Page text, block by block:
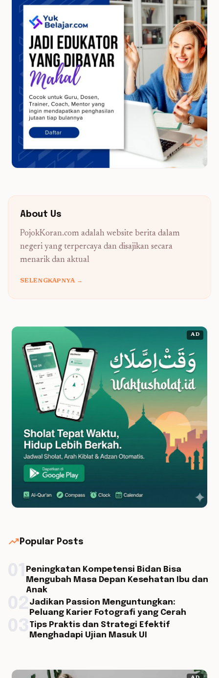
About Us
PojokKoran.com adalah website berita dalam
negeri yang terpercaya dan disajikan secara
menarik dan aktual
SELENGKAPNYA →
AD
trending_up Popular Posts
Peningkatan Kompetensi Bidan Bisa
Mengubah Masa Depan Kesehatan Ibu dan
Anak
Jadikan Passion Menguntungkan:
Peluang Karier Fotografi yang Cerah
Tips Praktis dan Strategi Efektif
Menghadapi Ujian Masuk UI